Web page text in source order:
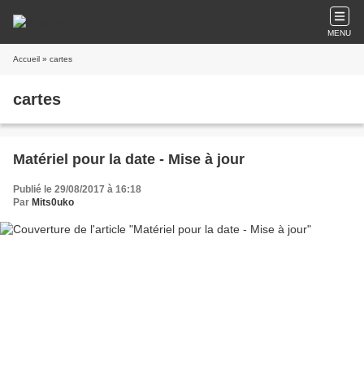
MENU
Accueil » cartes
cartes
Matériel pour la date - Mise à jour
Publié le 29/08/2017 à 16:18
Par Mits0uko